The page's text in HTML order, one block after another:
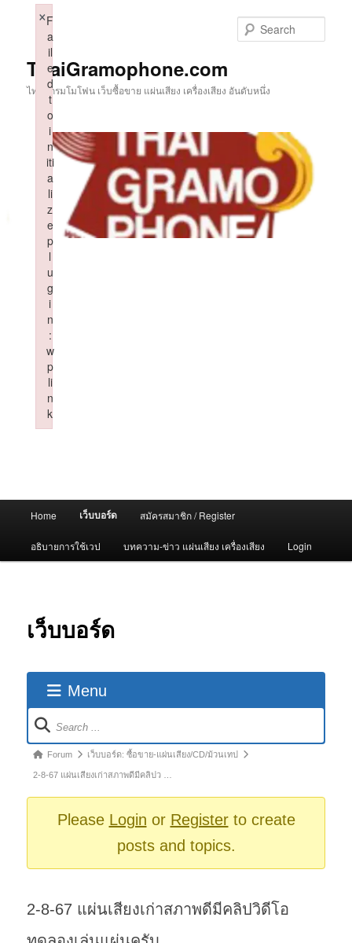
ThaiGramophone.com
ไทยแกรมโมโฟน เว็บซื้อขาย แผ่นเสียง เครื่องเสียง อันดับหนึ่ง
Home เว็บบอร์ด สมัครสมาชิก / Register
อธิบายการใช้เวป บทความ-ข่าว แผ่นเสียง เครื่องเสียง Login
เว็บบอร์ด
Menu
Forum
Navigation
Forum
breadcrumbs
Forum เว็บบอร์ด: ซื้อขาย-แผ่นเสียง/CD/ม้วนเทป
2-8-67 แผ่นเสียงเก่าสภาพดีมีคลิปว …
Please Login or Registerto create
posts and topics.
2-8-67 แผ่นเสียงเก่าสภาพดีมีคลิปวิดีโอ
F
a
il
e
d
t
o
i
n
iti
a
li
z
e
p
l
u
g
i
n
:
w
p
li
n
k
×
Failed to initialize plugin: wplink